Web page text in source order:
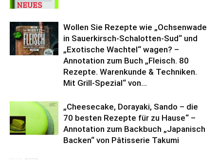
Wollen Sie Rezepte wie „Ochsenwade
in Sauerkirsch-Schalotten-Sud“ und
„Exotische Wachtel“ wagen? –
Annotation zum Buch „Fleisch. 80
Rezepte. Warenkunde & Techniken.
Mit Grill-Spezial“ von...
„Cheesecake, Dorayaki, Sando – die
70 besten Rezepte für zu Hause“ –
Annotation zum Backbuch „Japanisch
Backen“ von Pâtisserie Takumi